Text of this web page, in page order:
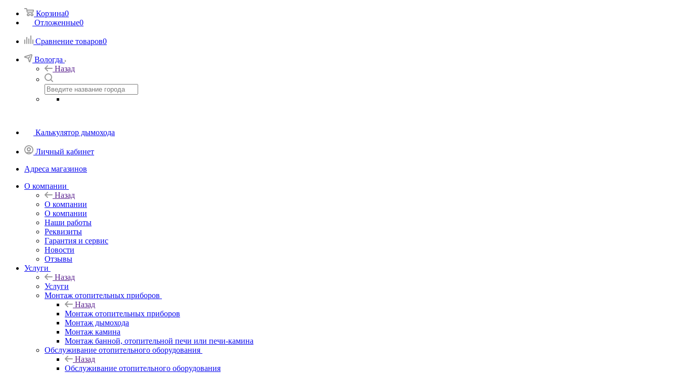
Корзина0
Отложенные0
Сравнение товаров0
Вологда
Назад
Калькулятор дымохода
Личный кабинет
Адреса магазинов
O компании
Назад
O компании
О компании
Наши работы
Реквизиты
Гарантия и сервис
Новости
Отзывы
Услуги
Назад
Услуги
Монтаж отопительных приборов
Назад
Монтаж отопительных приборов
Монтаж дымохода
Монтаж камина
Монтаж банной, отопительной печи или печи-камина
Обслуживание отопительного оборудования
Назад
Обслуживание отопительного оборудования